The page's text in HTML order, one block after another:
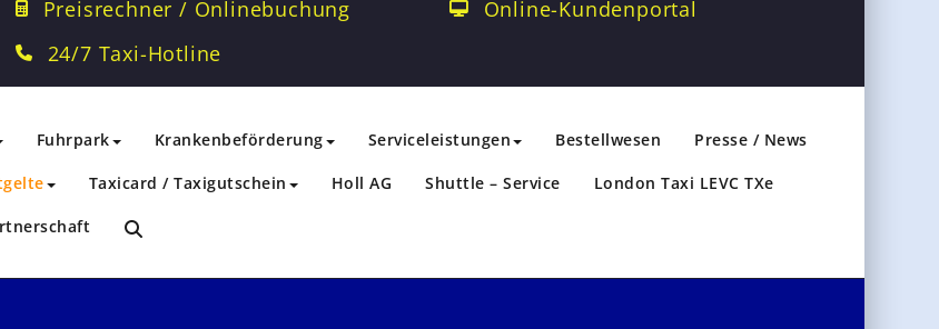
Preisrechner / Onlinebuchung
24/7 Taxi-Hotline
Online-Kundenportal
Fuhrpark Krankenbeförderung Serviceleistungen Bestellwesen Presse / News
Taxicard / Taxigutschein Holl AG Shuttle – Service London Taxi LEVC TXe